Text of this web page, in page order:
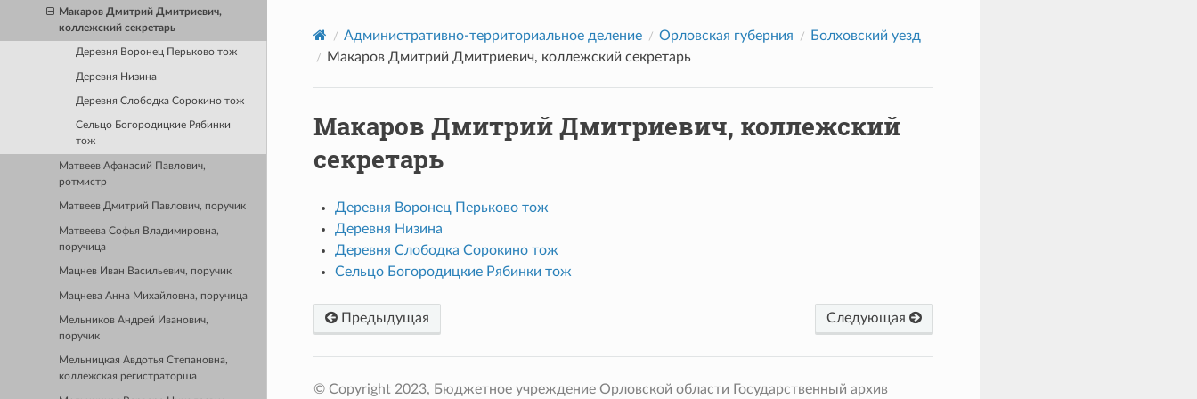
Макаров Дмитрий Дмитриевич,
коллежский секретарь
Деревня Воронец Перьково тож
Деревня Низина
Деревня Слободка Сорокино тож
Сельцо Богородицкие Рябинки
тож
Матвеев Афанасий Павлович,
ротмистр
Матвеев Дмитрий Павлович, поручик
Матвеева Софья Владимировна,
поручица
Мацнев Иван Васильевич, поручик
Мацнева Анна Михайловна, поручица
Мельников Андрей Иванович,
поручик
Мельницкая Авдотья Степановна,
коллежская регистраторша
Административно-территориальное деление Орловская губерния
Болховский уезд
Макаров Дмитрий Дмитриевич, коллежский секретарь
Макаров Дмитрий Дмитриевич, коллежский
секретарь
Деревня Воронец Перьково тож
Деревня Низина
Деревня Слободка Сорокино тож
Сельцо Богородицкие Рябинки тож
Предыдущая Следующая
© Copyright 2023, Бюджетное учреждение Орловской области Государственный архив